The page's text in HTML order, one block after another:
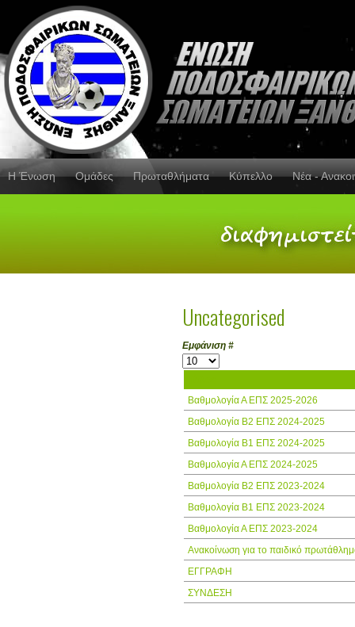
Η Ένωση Ομάδες Πρωταθλήματα Κύπελλο Νέα -
Uncategorised
Εμφάνιση #
Βαθμολογία Α ΕΠΣ 2025-2026
Βαθμολογία Β2 ΕΠΣ 2024-2025
Βαθμολογία Β1 ΕΠΣ 2024-2025
Βαθμολογία Α ΕΠΣ 2024-2025
Βαθμολογία Β2 ΕΠΣ 2023-2024
Βαθμολογία Β1 ΕΠΣ 2023-2024
Βαθμολογία Α ΕΠΣ 2023-2024
Ανακοίνωση για το παιδικό
ΕΓΓΡΑΦΗ
ΣΥΝΔΕΣΗ